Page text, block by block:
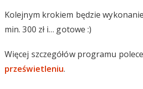
Kolejnym krokiem będzie
min. 300 zł i… gotowe :)
Więcej szczegółów programu
prześwietleniu.